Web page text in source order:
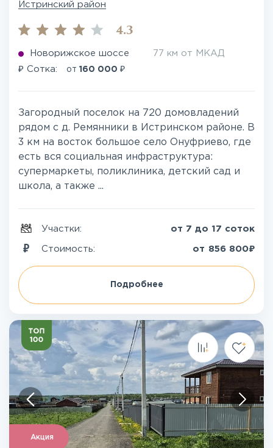
Истринский район
4.3
Новорижское шоссе 77 км от МКАД
₽ Сотка: от 160 000 ₽
Загородный поселок на 720 домовладений
рядом с д. Ремянники в Истринском районе. В
3 км на восток большое село Онуфриево, где
есть вся социальная инфраструктура:
супермаркеты, поликлиника, детский сад и
школа, а также ...
Участки: от 7 до 17 соток
Стоимость: от 856 800₽
Подробнее
Акция